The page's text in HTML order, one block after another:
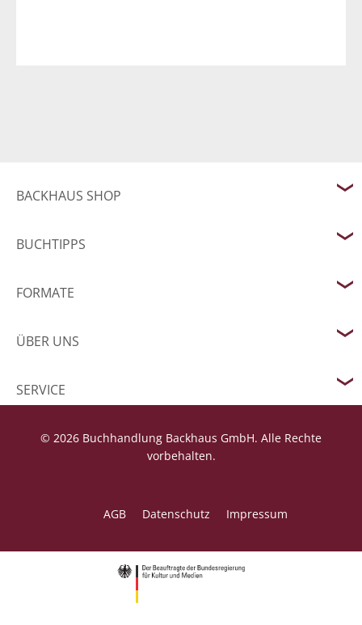
BACKHAUS SHOP
BUCHTIPPS
FORMATE
ÜBER UNS
SERVICE
© 2026 Buchhandlung Backhaus GmbH. Alle Rechte
vorbehalten.
AGB Datenschutz Impressum